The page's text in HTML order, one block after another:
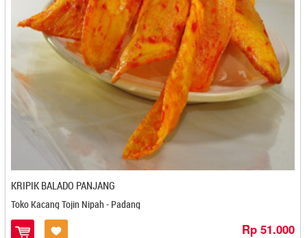
Dapur Mungil - Sukabumi
Dapur NiceMomy - Bekasi
Dapur Ulin 21 - Banjarbaru
Daun Harum - Bontang
David Resto dan Oleh Oleh - Yogyakarta
Dawla - Kediri
Daya Qu - Banjarbaru
Dayana - Cilegon
De Imutz Choco - Magelang
Delis Delen - Cilegon
Dendeng Kukuruyuk - Bandung
Di Joghi Coffee - Jogjakarta
Dian Food - Banjarbaru
KRIPIK BALADO PANJANG
Toko Kacang Tojin Nipah - Padang
Rp 51.000